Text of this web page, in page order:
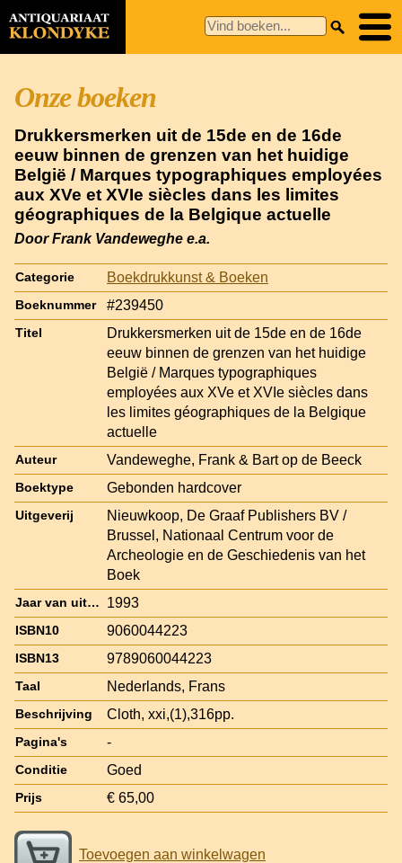
Onze boeken
Drukkersmerken uit de 15de en de 16de
eeuw binnen de grenzen van het huidige
België / Marques typographiques employées
aux XVe et XVIe siècles dans les limites
géographiques de la Belgique actuelle
Door Frank Vandeweghe e.a.
Categorie Boekdrukkunst & Boeken
Boeknummer #239450
Titel
Drukkersmerken uit de 15de en de 16de
eeuw binnen de grenzen van het huidige
België / Marques typographiques
employées aux XVe et XVIe siècles dans
les limites géographiques de la Belgique
actuelle
Auteur Vandeweghe, Frank & Bart op de Beeck
Boektype Gebonden hardcover
Uitgeverij
Nieuwkoop, De Graaf Publishers BV /
Brussel, Nationaal Centrum voor de
Archeologie en de Geschiedenis van het
Boek
Jaar van uitgave 1993
ISBN10 9060044223
ISBN13 9789060044223
Taal Nederlands, Frans
Beschrijving Cloth, xxi,(1),316pp.
Pagina's -
Conditie Goed
Prijs € 65,00
Toevoegen aan winkelwagen